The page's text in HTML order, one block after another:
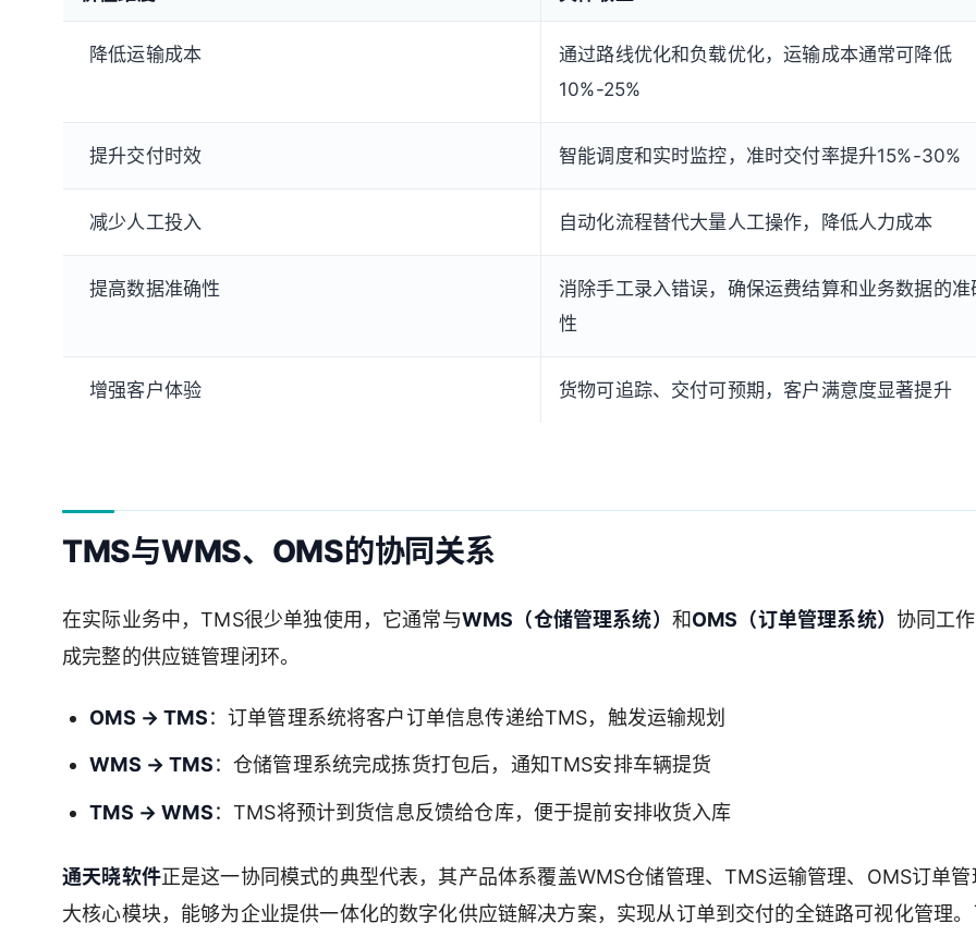
降低运输成本
通过路线优化和负载优化，运输成本通常可降低
10%-25%
提升交付时效 智能调度和实时监控，准时交付率提升15%-30%
减少人工投入 自动化流程替代大量人工操作，降低人力成本
提高数据准确性
消除手工录入错误，确保运费结算和业务数据的准
性
增强客户体验 货物可追踪、交付可预期，客户满意度显著提升
TMS与WMS、OMS的协同关系
在实际业务中，TMS很少单独使用，它通常与WMS（仓储管理系统） 和OMS（订单管理系统） 协同工
成完整的供应链管理闭环。
OMS → TMS：订单管理系统将客户订单信息传递给TMS，触发运输规划
WMS → TMS：仓储管理系统完成拣货打包后，通知TMS安排车辆提货
TMS → WMS：TMS将预计到货信息反馈给仓库，便于提前安排收货入库
通天晓软件正是这一协同模式的典型代表，其产品体系覆盖WMS仓储管理、TMS运输管理、OMS订单管
大核心模块，能够为企业提供一体化的数字化供应链解决方案，实现从订单到交付的全链路可视化管理